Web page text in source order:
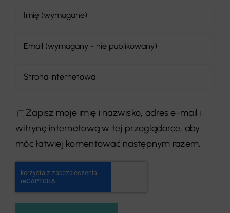
Zapisz moje imię i nazwisko, adres e-mail i
witrynę internetową w tej przeglądarce, aby
móc łatwiej komentować następnym razem.